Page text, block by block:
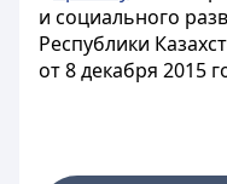
и социального
Республики
от 8 декабря 2015